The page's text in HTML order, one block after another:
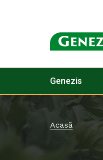
Genezis
Acasă